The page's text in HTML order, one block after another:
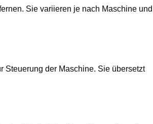
Sie variieren je nach Maschine und
Steuerung der Maschine. Sie übersetzt